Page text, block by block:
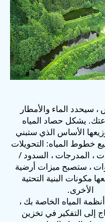
سيحدد الماء والأمطار
يشكل حصاد المياه
الأساس الذي ستبني
خطوط المياه: التحويلات
، المدرجات ، السدود /
، ستصبح ميزات أرضية
مكونات البنية التحتية
الأخرى.
المياه الخاصة بك ،
إلى التفكير في تخزين